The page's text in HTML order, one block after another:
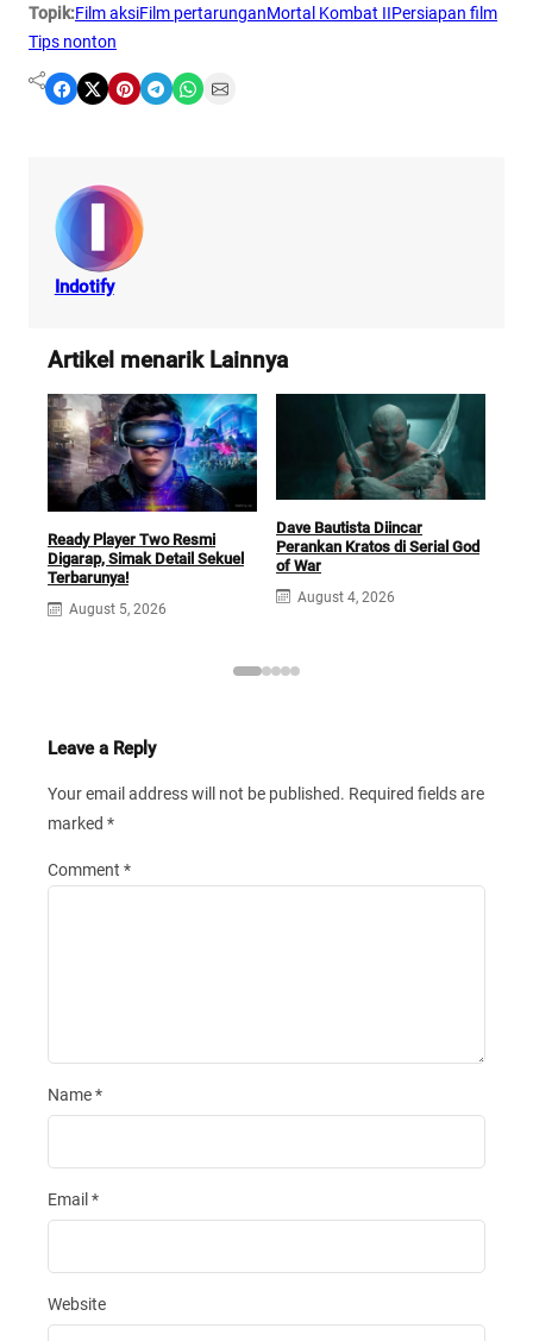
Topik:Film aksiFilm pertarunganMortal Kombat IIPersiapan film
Tips nonton
Share on Facebook Share on X Share on Pinterest Share on Telegram Share on WhatsApp Share on Email
Indotify
Artikel menarik Lainnya
Ready Player Two Resmi
Digarap, Simak Detail Sekuel
Terbarunya!
August 5, 2026
Dave Bautista Diincar
Perankan Kratos di Serial God
of War
August 4, 2026
Leave a Reply
Your email address will not be published. Required fields are
marked *
Comment *
Name*
Email *
Website